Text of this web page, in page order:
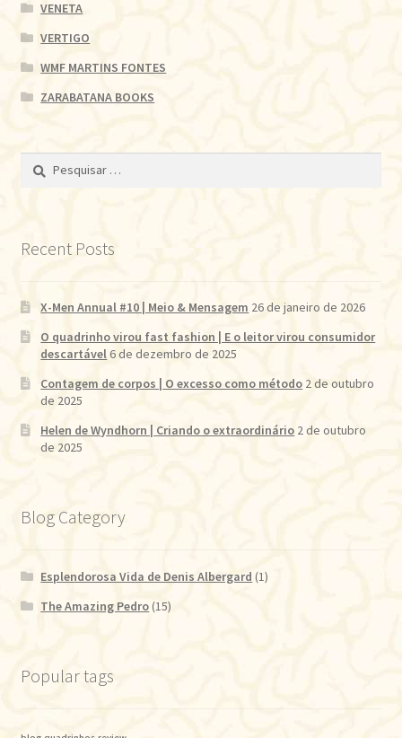
VENETA
VERTIGO
WMF MARTINS FONTES
ZARABATANA BOOKS
Recent Posts
X-Men Annual #10 | Meio & Mensagem 26 de janeiro de 2026
O quadrinho virou fast fashion | E o leitor virou consumidor
descartável 6 de dezembro de 2025
Contagem de corpos | O excesso como método 2 de outubro
de 2025
Helen de Wyndhorn | Criando o extraordinário 2 de outubro
de 2025
Blog Category
Esplendorosa Vida de Denis Albergard (1)
The Amazing Pedro (15)
Popular tags